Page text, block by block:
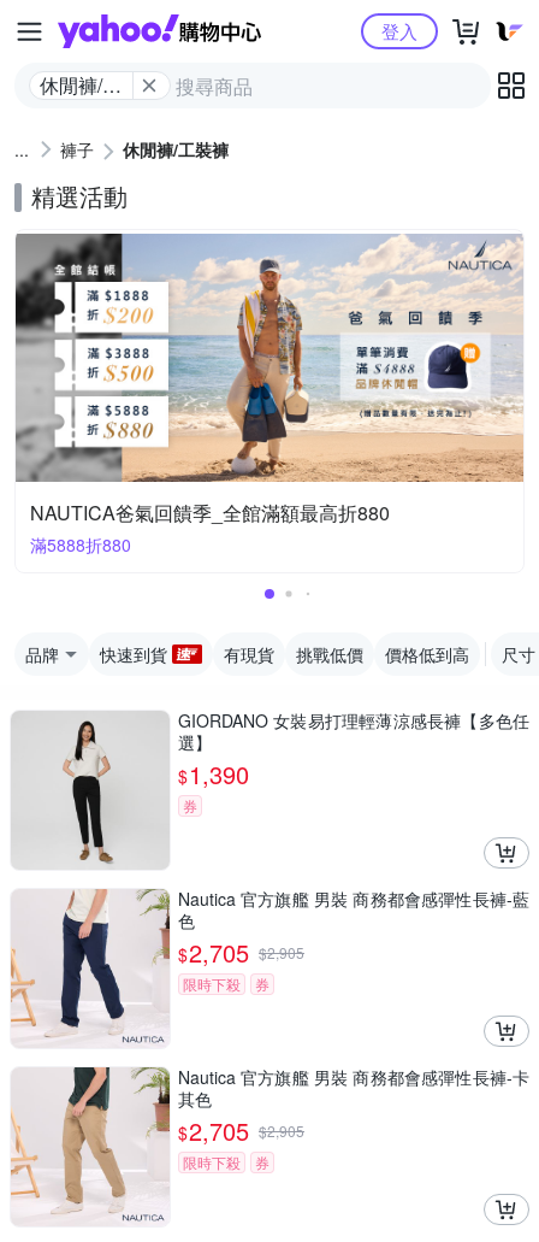
Yahoo購物中心
休閒褲/工
登入
褲子 休閒褲/工裝褲
精選活動
NAUTICA爸氣回饋季_全館滿額最高折880
滿5888折880
品牌 快速到貨 有現貨 挑戰低價 價格低到高 尺寸
GIORDANO 女裝易打理輕薄涼感長褲【多色任
選】
$1,390
券
Nautica 官方旗艦 男裝 商務都會感彈性長褲-藍
色
$2,705 $2,905
限時下殺
券
Nautica 官方旗艦 男裝 商務都會感彈性長褲-卡
其色
$2,705 $2,905
限時下殺
券